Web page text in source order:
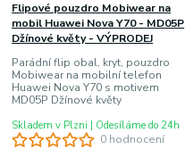
0 hodnocení
Flipové pouzdro Mobiwear na
mobil Huawei Nova Y70 - MD05P
Džínové květy - VÝPRODEJ
Parádní flip obal, kryt, pouzdro
Mobiwear na mobilní telefon
Huawei Nova Y70 s motivem
MD05P Džínové květy
Skladem v Plzni | Odesíláme do 24h